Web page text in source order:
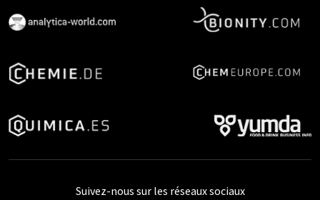
Suivez-nous sur les réseaux sociaux